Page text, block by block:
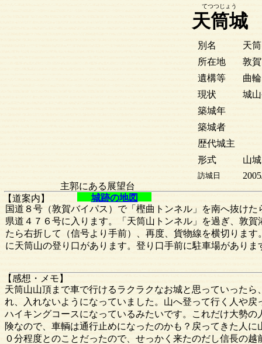
城跡の地図
天筒城
別名
天
所在地
敦
遺構等
曲
現状
城
築城年
築城者
歴代城主
形式
山城
訪城日
【道案内】
【感想・メモ】
てつつじょう
国道８号（敦賀バイパス）で「樫曲トンネル」を南へ抜け
県道４７６号に入ります。「天筒山トンネル」を過ぎ、敦
たら右折して（信号より手前）、再度、貨物線を横切りま
に天筒山の登り口があります。登り口手前に駐車場がありま
天筒山山頂まで車で行けるラクラクなお城と思っていった
れ、入れないようになっていました。山へ登って行く人や
ハイキングコースになっているみたいです。これだけ大勢
険なので、車輌は通行止めになったのかも？戻ってきた人
０分程度とのことだったので、せっかく来たのだし信長の
主郭にある展望台